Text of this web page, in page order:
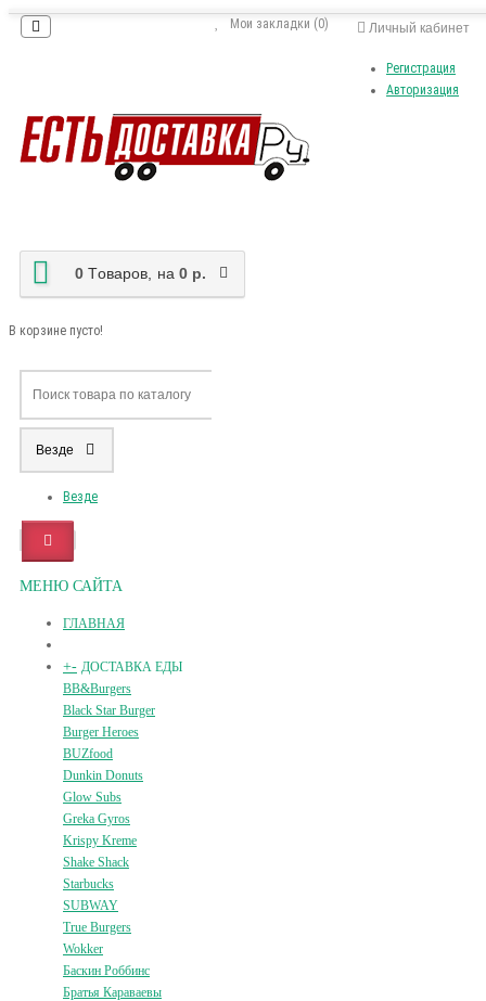
Личный кабинет
Регистрация
Авторизация
Мои закладки (0)
0 Tоваров, на 0 р.
В корзине пусто!
Везде
Везде
МЕНЮ САЙТА
ГЛАВНАЯ
+- ДОСТАВКА ЕДЫ
BB&Burgers
Black Star Burger
Burger Heroes
BUZfood
Dunkin Donuts
Glow Subs
Greka Gyros
Krispy Kreme
Shake Shack
Starbucks
SUBWAY
True Burgers
Wokker
Баскин Роббинс
Братья Караваевы